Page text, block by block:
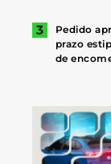
Pedido
prazo
de